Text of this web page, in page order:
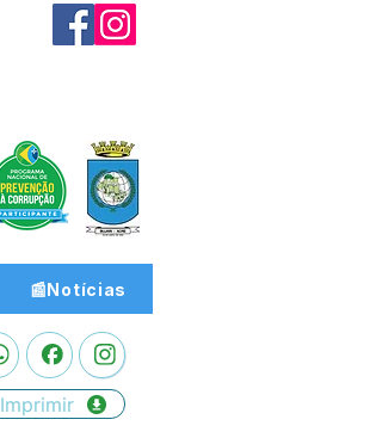
📰Notícias
Imprimir